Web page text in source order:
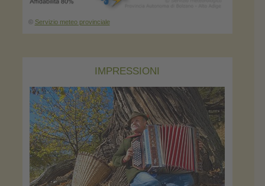
© Servizio meteo provinciale
IMPRESSIONI